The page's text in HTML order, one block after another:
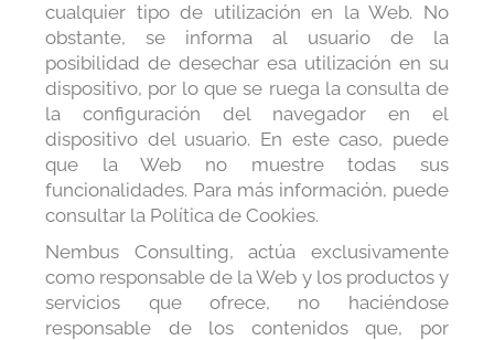
cualquier tipo de utilización en la Web. No
obstante, se informa al usuario de la
posibilidad de desechar esa utilización en su
dispositivo, por lo que se ruega la consulta de
la configuración del navegador en el
dispositivo del usuario. En este caso, puede
que la Web no muestre todas sus
funcionalidades. Para más información, puede
consultar la Política de Cookies.
Nembus Consulting, actúa exclusivamente
como responsable de la Web y los productos y
servicios que ofrece, no haciéndose
responsable de los contenidos que, por